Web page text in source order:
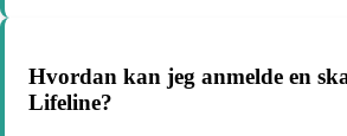
Hvordan kan jeg anmelde en
Lifeline?